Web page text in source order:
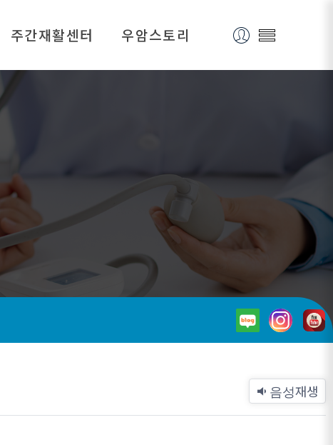
주간재활센터
주간재활센터소개
우암스토리
음성재생